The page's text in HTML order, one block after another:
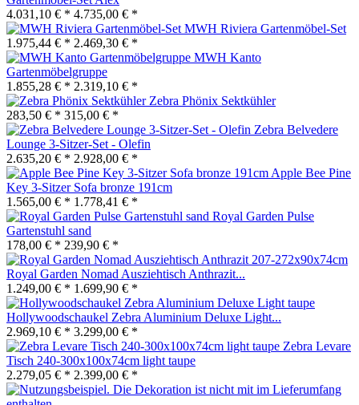
4.031,10 € * 4.735,00 € *
MWH Riviera Gartenmöbel-Set
1.975,44 € * 2.469,30 € *
MWH Kanto
Gartenmöbelgruppe
1.855,28 € * 2.319,10 € *
Zebra Phönix Sektkühler
283,50 € * 315,00 € *
Zebra Belvedere
Lounge 3-Sitzer-Set - Olefin
2.635,20 € * 2.928,00 € *
Apple Bee Pine
Key 3-Sitzer Sofa bronze 191cm
1.565,00 € * 1.778,41 € *
Royal Garden Pulse
Gartenstuhl sand
178,00 € * 239,90 € *
Royal Garden Nomad Ausziehtisch Anthrazit...
1.249,00 € * 1.699,90 € *
Hollywoodschaukel Zebra Aluminium Deluxe Light...
2.969,10 € * 3.299,00 € *
Zebra Levare
Tisch 240-300x100x74cm light taupe
2.279,05 € * 2.399,00 € *